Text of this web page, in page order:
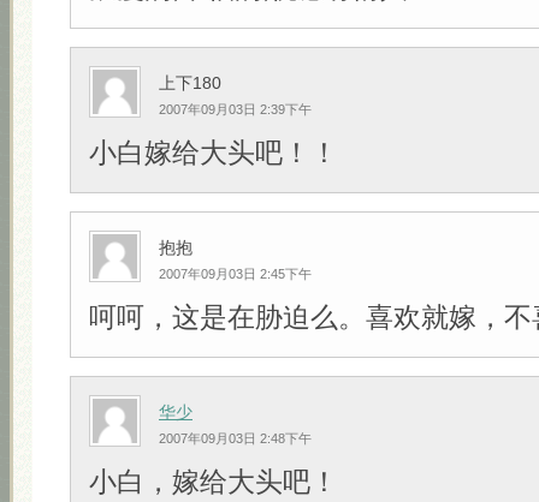
上下180
2007年09月03日 2:39下午
小白嫁给大头吧！！
抱抱
2007年09月03日 2:45下午
呵呵，这是在胁迫么。喜欢就嫁，
华少
2007年09月03日 2:48下午
小白，嫁给大头吧！